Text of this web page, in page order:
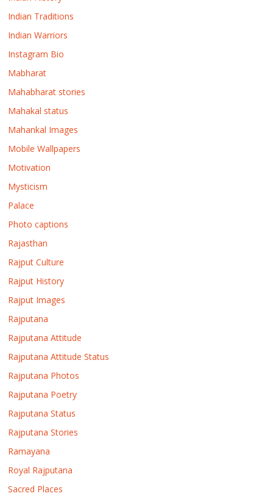
Indian Traditions
Indian Warriors
Instagram Bio
Mabharat
Mahabharat stories
Mahakal status
Mahankal Images
Mobile Wallpapers
Motivation
Mysticism
Palace
Photo captions
Rajasthan
Rajput Culture
Rajput History
Rajput Images
Rajputana
Rajputana Attitude
Rajputana Attitude Status
Rajputana Photos
Rajputana Poetry
Rajputana Status
Rajputana Stories
Ramayana
Royal Rajputana
Sacred Places